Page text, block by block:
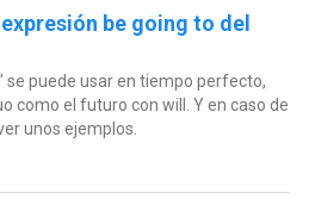
be going to del
se puede usar en tiempo perfecto,
como el futuro con will. Y en caso de
unos ejemplos.